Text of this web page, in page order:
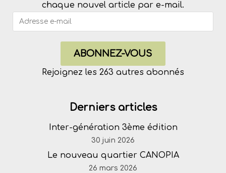
chaque nouvel article par e-mail.
ABONNEZ-VOUS
Rejoignez les 263 autres abonnés
Derniers articles
Inter-génération 3ème édition
30 juin 2026
Le nouveau quartier CANOPIA
26 mars 2026